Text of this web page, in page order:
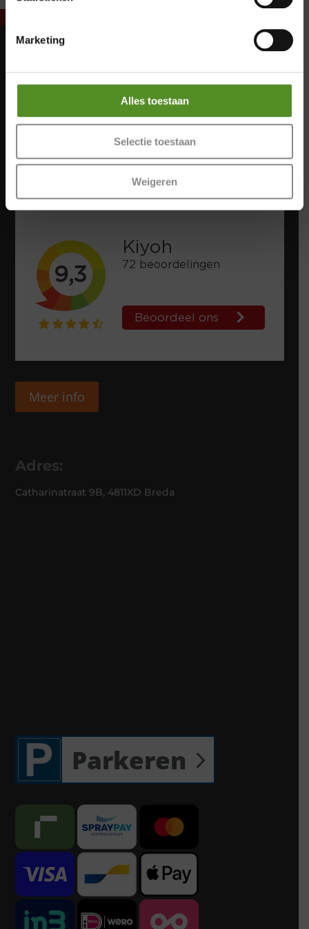
Marketing
Alles toestaan
Selectie toestaan
Weigeren
Dinsdag: Gesloten
Donderdag: 12:00 – 17:00
Vrijdag: 12:00 – 17:00
Zaterdag: 12:00 – 17:00
Zondag: 12:00 – 17:00
Meer info
Adres:
Catharinatraat 9B, 4811XD Breda
Parkeren